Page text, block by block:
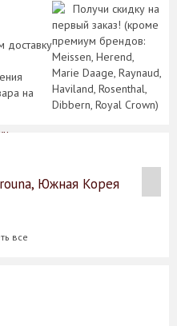
подставки
столы
на
Получи скидку на
первый заказ! (кроме
премиум брендов:
Meissen, Herend,
Marie Daage, Raynaud,
Haviland, Rosenthal,
Dibbern, Royal Crown)
Южная Корея
все